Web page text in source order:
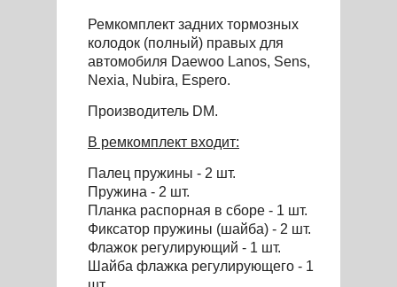
Ремкомплект задних тормозных
колодок (полный) правых для
автомобиля Daewoo Lanos, Sens,
Nexia, Nubira, Espero.
Производитель DM.
В ремкомплект входит:
Палец пружины - 2 шт.
Пружина - 2 шт.
Планка распорная в сборе - 1 шт.
Фиксатор пружины (шайба) - 2 шт.
Флажок регулирующий - 1 шт.
Шайба флажка регулирующего - 1